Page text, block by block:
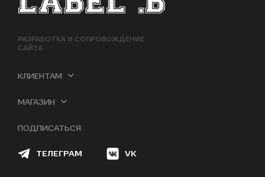
РАЗРАБОТКА И СОПРОВОЖДЕНИЕ
САЙТА
КЛИЕНТАМ
МАГАЗИН
ПОДПИСАТЬСЯ
ТЕЛЕГРАМ VK